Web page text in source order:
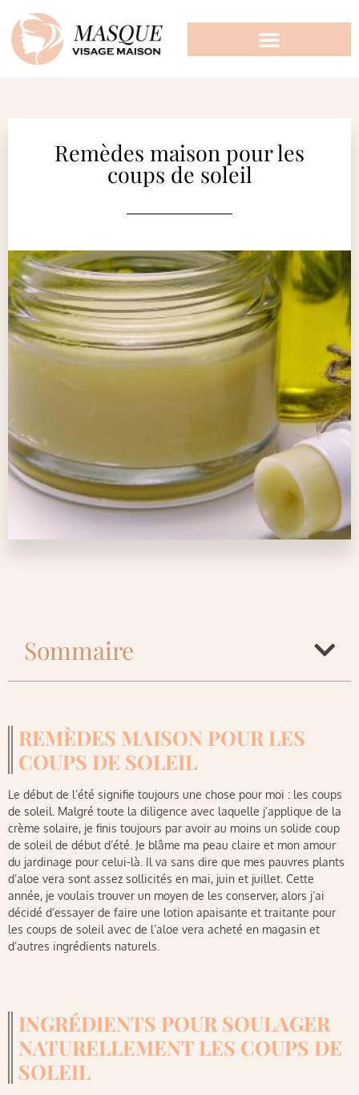
Remèdes maison pour les
coups de soleil
Sommaire
REMÈDES MAISON POUR LES
COUPS DE SOLEIL
Le début de l’été signifie toujours une chose pour moi : les coups
de soleil. Malgré toute la diligence avec laquelle j’applique de la
crème solaire, je finis toujours par avoir au moins un solide coup
de soleil de début d’été. Je blâme ma peau claire et mon amour
du jardinage pour celui-là. Il va sans dire que mes pauvres plants
d’aloe vera sont assez sollicités en mai, juin et juillet. Cette
année, je voulais trouver un moyen de les conserver, alors j’ai
décidé d’essayer de faire une lotion apaisante et traitante pour
les coups de soleil avec de l’aloe vera acheté en magasin et
d’autres ingrédients naturels.
INGRÉDIENTS POUR SOULAGER
NATURELLEMENT LES COUPS DE
SOLEIL